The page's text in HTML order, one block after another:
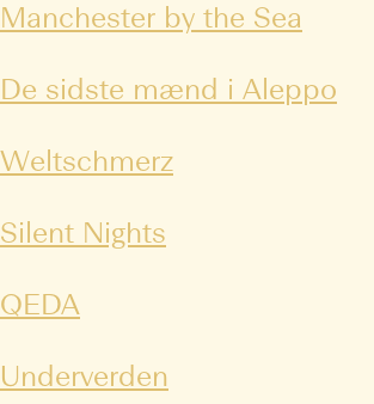
Manchester by the Sea
De sidste mænd i Aleppo
Weltschmerz
Silent Nights
QEDA
Underverden